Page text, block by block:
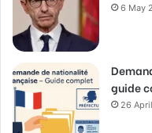
6 May
guide
26